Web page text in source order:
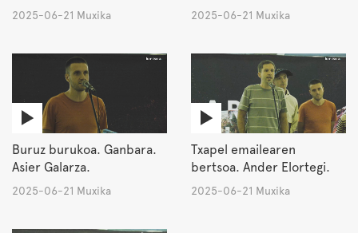
2025-06-21 Muxika 2025-06-21 Muxika
Buruz burukoa. Ganbara.
Asier Galarza.
2025-06-21 Muxika
Txapel emailearen
bertsoa. Ander Elortegi.
2025-06-21 Muxika